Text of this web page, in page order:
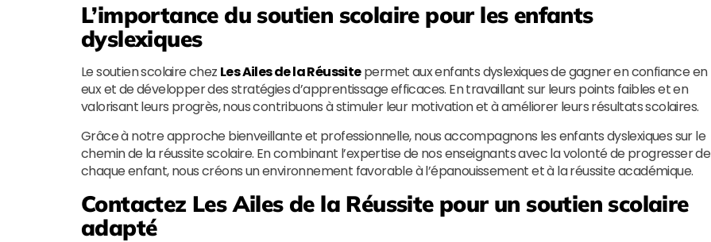
L’importance du soutien scolaire pour les enfants
dyslexiques
Le soutien scolaire chez Les Ailes de la Réussitepermet aux enfants dyslexiques de gagner en confiance en
eux et de développer des stratégies d’apprentissage efficaces. En travaillant sur leurs points faibles et en
valorisant leurs progrès, nous contribuons à stimuler leur motivation et à améliorer leurs résultats scolaires.
Grâce à notre approche bienveillante et professionnelle, nous accompagnons les enfants dyslexiques sur le
chemin de la réussite scolaire. En combinant l’expertise de nos enseignants avec la volonté de progresser de
chaque enfant, nous créons un environnement favorable à l’épanouissement et à la réussite académique.
Contactez Les Ailes de la Réussitepour un soutien scolaire
adapté